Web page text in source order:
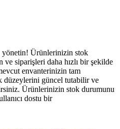
Ürünlerinizin stok
siparişleri daha hızlı bir şekilde
envanterinizin tam
düzeylerini güncel tutabilir ve
Ürünlerinizin stok durumunu
dostu bir